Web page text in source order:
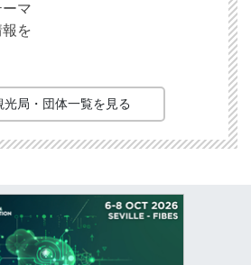
マ
を
光局・団体一覧を見る